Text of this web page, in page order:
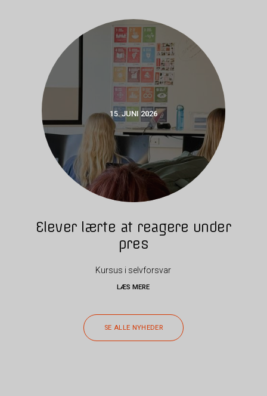
15. JUNI 2026
Elever lærte at reagere under
pres
Kursus i selvforsvar
LÆS MERE
SE ALLE NYHEDER